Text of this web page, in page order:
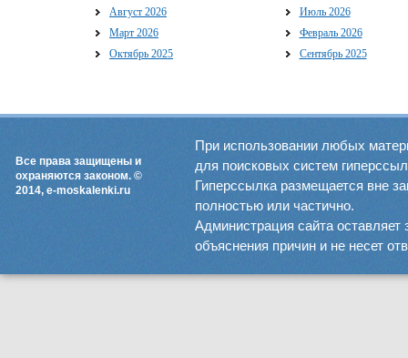
Август 2026
Июль 2026
Март 2026
Февраль 2026
Октябрь 2025
Сентябрь 2025
Все права защищены и
охраняются законом. ©
2014, e-moskalenki.ru
При использовании любых
для поисковых систем
Гиперссылка размещается вне
полностью или частично.
Администрация сайта оставляет
объяснения причин и не несет